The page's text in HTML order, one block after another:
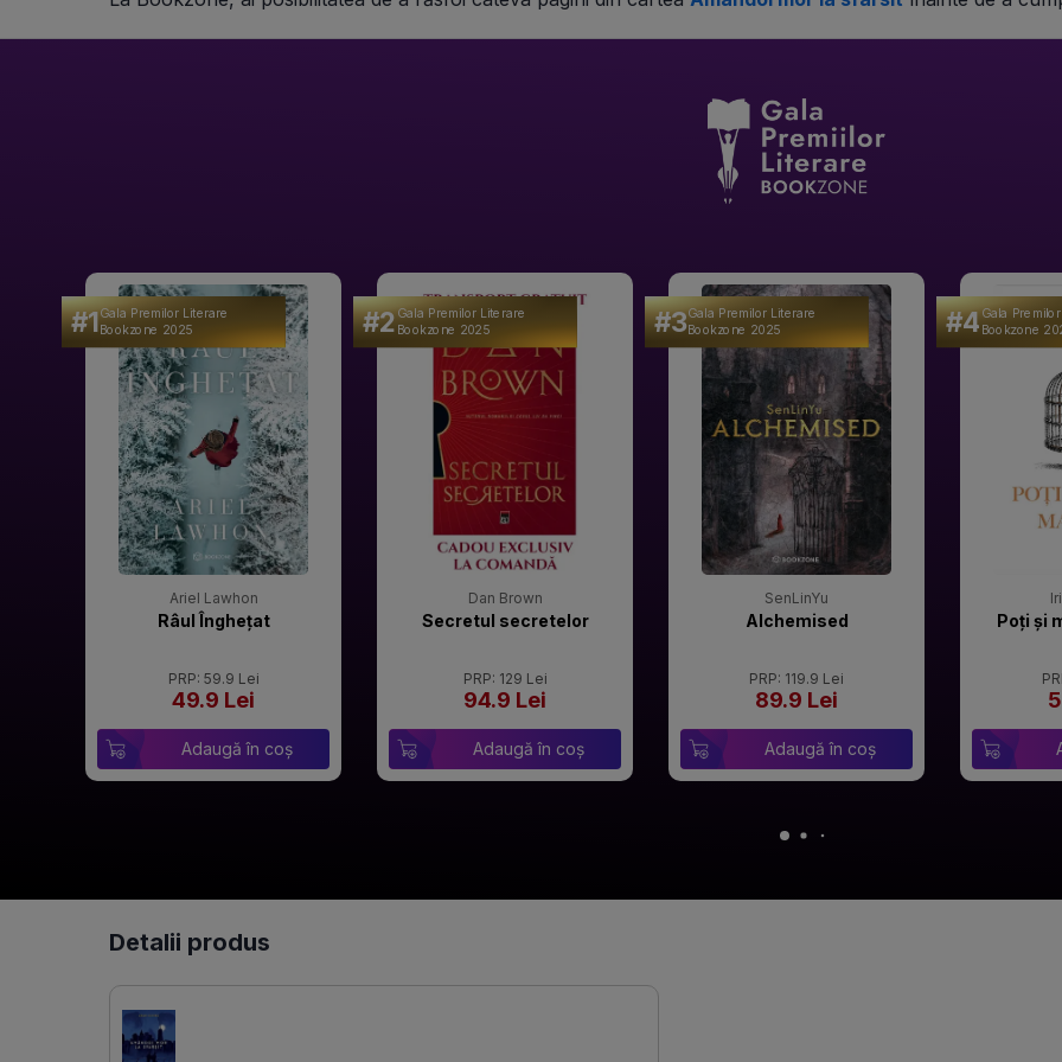
#1Gala Premilor Literare
Bookzone 2025
Ariel Lawhon
Râul Înghețat
PRP: 59.9 Lei
49.9 Lei
Adaugă în coș
#2Gala Premilor Literare
Bookzone 2025
Dan Brown
Secretul secretelor
PRP: 129 Lei
94.9 Lei
Adaugă în coș
#3Gala Premilor Literare
Bookzone 2025
SenLinYu
Alchemised
PRP: 119.9 Lei
89.9 Lei
Adaugă în coș
#4Gala
Bookzone
Poți și
Detalii produs